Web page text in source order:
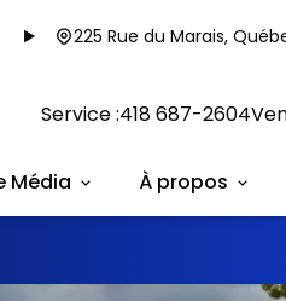
225 Rue du Marais,
Service :418 687-2604
Média À propos